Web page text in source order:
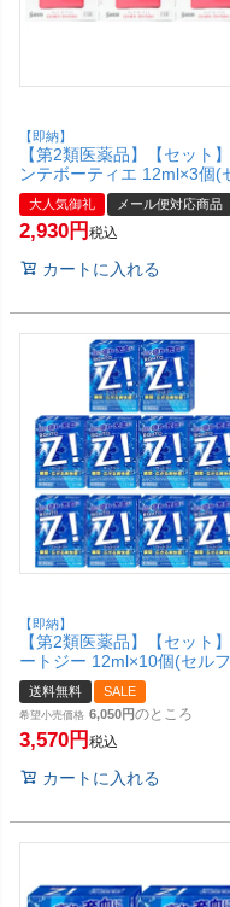
【即納】
【第2類医薬品】【セット
ンテボーティエ 12ml×3個(
フメディケーション税制対
【目薬】【参天製薬株式会
【メール便対応商品】【
大人気御礼 メール便対応商品
2,930 税込
カートに入れる
【即納】
【第2類医薬品】【セット
ートジー 12ml×10個(セル
ディケーション税制対象)【
ート製薬株式会社】
set3)【宅配便送料無料】
送料無料 SALE
希望小売価格 6,050 のところ
3,570 税込
カートに入れる